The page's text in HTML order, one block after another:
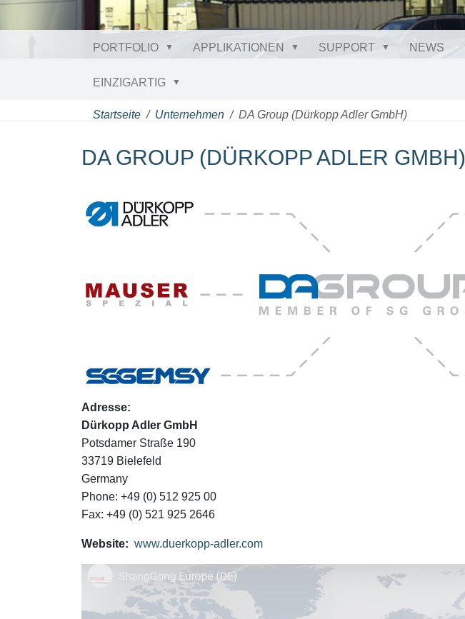
PORTFOLIO APPLIKATIONEN SUPPORT NEWS
EINZIGARTIG
Startseite Unternehmen DA Group (Dürkopp Adler GmbH)
DA GROUP (DÜRKOPP ADLER GMBH)
Adresse:
Dürkopp Adler GmbH
Potsdamer Straße 190
33719 Bielefeld
Germany
Phone: +49 (0) 512 925 00
Fax: +49 (0) 521 925 2646
Website: www.duerkopp-adler.com